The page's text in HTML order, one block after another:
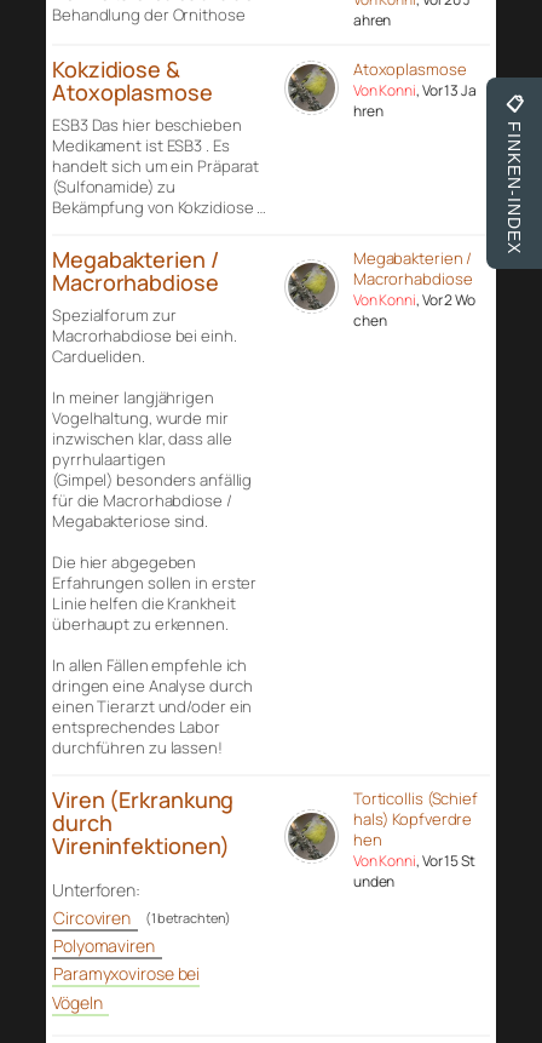
Behandlung der Ornithose
ahren
Kokzidiose &
Atoxoplasmose
ESB3 Das hier beschieben
Medikament ist ESB3 . Es
handelt sich um ein Präparat
(Sulfonamide) zu
Bekämpfung von Kokzidiose …
Atoxoplasmose
Von Konni, Vor 13 Ja
hren
Megabakterien /
Macrorhabdiose
Spezialforum zur
Macrorhabdiose bei einh.
Cardueliden.
In meiner langjährigen
Vogelhaltung, wurde mir
inzwischen klar, dass alle
pyrrhulaartigen
(Gimpel) besonders anfällig
für die Macrorhabdiose /
Megabakteriose sind.
Die hier abgegeben
Erfahrungen sollen in erster
Linie helfen die Krankheit
überhaupt zu erkennen.
In allen Fällen empfehle ich
dringen eine Analyse durch
einen Tierarzt und/oder ein
entsprechendes Labor
durchführen zu lassen!
Megabakterien /
Macrorhabdiose
Von Konni, Vor 2 Wo
chen
Viren (Erkrankung
durch
Vireninfektionen)
Unterforen:
Circoviren
(1 betrachten)
Polyomaviren
Paramyxovirose bei
Vögeln
Torticollis (Schief
hals) Kopfverdre
hen
Von Konni, Vor 15 St
unden
📋
FINKEN-INDEX